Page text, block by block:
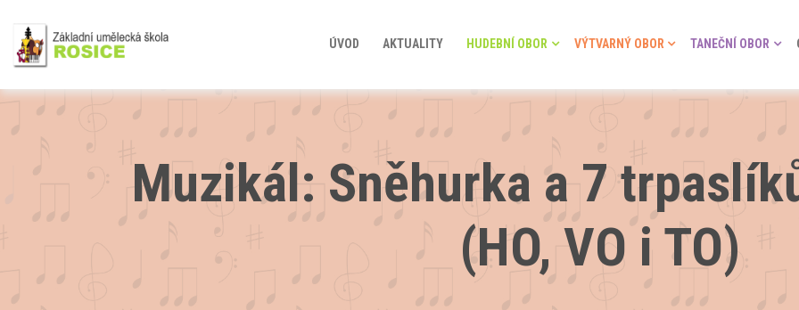
ÚVOD AKTUALITY HUDEBNÍ OBOR VÝTVARNÝ OBOR TANEČNÍ OBOR
Muzikál: Sněhurka a 7
(HO, VO i TO)